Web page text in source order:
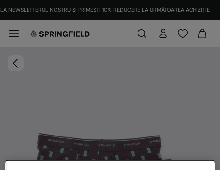
NEWSLETTERUL NOSTRU ȘI PRIMEȘTI 10% REDUCERE LA URMĂTOAREA ACHIZIȚIE